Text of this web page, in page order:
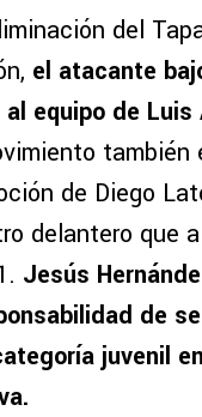
del
el atacante
equipo de Luis
también
de Diego
delantero que
Jesús
de
juvenil